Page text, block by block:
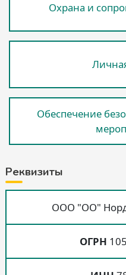
Охрана и
Обеспечение
Реквизиты
ООО "ОО"
ОГРН